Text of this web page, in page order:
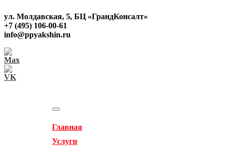
ул. Молдавская, 5, БЦ «ГрандКонсалт»
+7 (495) 106-00-61
info@ppyakshin.ru
Главная
Услуги